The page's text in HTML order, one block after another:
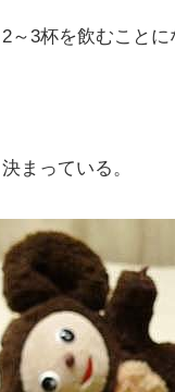
3杯を飲むことに
まっている。